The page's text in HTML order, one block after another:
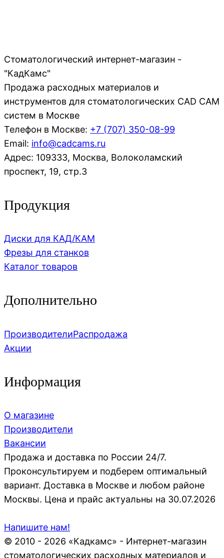
Стоматологический интернет-магазин -
"КадКамс"
Продажа расходных материалов и
инструментов для стоматологических CAD CAM
систем в Москве
Телефон в Москве: +7 (707) 350-08-99
Email: info@cadcams.ru
Адрес: 109333, Москва, Волоколамский
проспект, 19, стр.3
Продукция
Диски для КАД/КАМ
Фрезы для станков
Каталог товаров
Дополнительно
ПроизводителиРаспродажа
Акции
Информация
О магазине
Производители
Вакансии
Продажа и доставка по России 24/7.
Проконсультируем и подберем оптимальный
вариант. Доставка в Москве и любом районе
Москвы. Цена и прайс актуальны на 30.07.2026
Напишите нам!
© 2010 - 2026 «Кадкамс» - Интернет-магазин
стоматологических расходных материалов и